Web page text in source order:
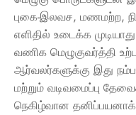
புகை-இலவச, மணமற்ற,
எளிதில் உடைக்க
வணிக மெழுகுவர்த்தி
ஆர்வலர்களுக்கு இது
மற்றும் வடிவமைப்பு
நெகிழ்வான